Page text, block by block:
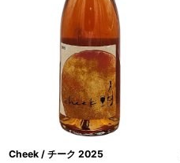
Cheek / チーク 2025